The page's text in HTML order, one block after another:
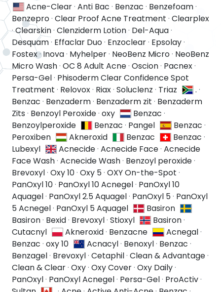
Acne-Clear·Anti Bac · Benzac · Benzefoam·
Benzepro· Clear Proof Acne Treatment · Clearplex
·Clearskin· Clenziderm Lotion· Del-Aqua·
Desquam· Effaclar Duo· Enzoclear· Epsolay·
Fostex·Inova· Myhelper· NeoBenz Micro· NeoBenz
Micro Wash· OC 8 Adult Acne· Oscion· Pacnex·
Persa-Gel· Phisoderm Clear Confidence Spot
Treatment · Relovox· Riax· Soluclenz · Triaz . ·
Benzac · Benzaderm· Benzaderm zit · Benzaderm
Zits · Benzoyl Peroxide· oxy Benzac ·
Benzoylperoxide
Benzac · Pangel Benzac ·
Peroxiben
Akneroxid Benzac Benzac ·
Lubexyl
Acnecide·Acnecide Face·Acnecide
Face Wash· Acnecide Wash· Benzoyl peroxide·
Brevoxyl· Oxy 10· Oxy 5· OXY On-the-Spot ·
PanOxyl 10· PanOxyl 10 Acnegel· PanOxyl 10
Aquagel· PanOxyl 2.5 Aquagel· PanOxyl 5· PanOxyl
5 Acnegel· PanOxyl 5 Aquagel
Basiron
Basiron· Bexid· Brevoxyl· Stioxyl Basiron·
Cutacnyl
Akneroxid· Benzacne Acnegal·
Benzac · oxy 10 Acnacyl· Benoxyl· Benzac ·
Benzagel· Brevoxyl· Cetaphil· Clean & Advantage·
Clean & Clear· Oxy· Oxy Cover· Oxy Daily·
PanOxyl· PanOxyl Acnegel· Persa-Gel· ProActiv·